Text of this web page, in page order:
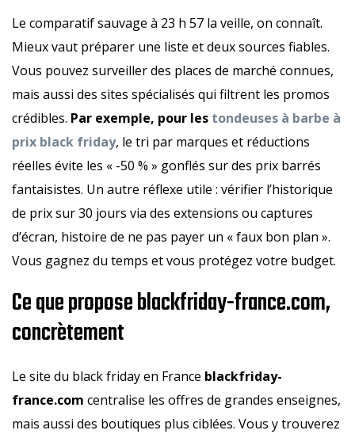
Le comparatif sauvage à 23 h 57 la veille, on connaît.
Mieux vaut préparer une liste et deux sources fiables.
Vous pouvez surveiller des places de marché connues,
mais aussi des sites spécialisés qui filtrent les promos
crédibles. Par exemple, pour les tondeuses à barbe à
prix black friday, le tri par marques et réductions
réelles évite les « -50 % » gonflés sur des prix barrés
fantaisistes. Un autre réflexe utile : vérifier l’historique
de prix sur 30 jours via des extensions ou captures
d’écran, histoire de ne pas payer un « faux bon plan ».
Vous gagnez du temps et vous protégez votre budget.
Ce que propose blackfriday-france.com,
concrètement
Le site du black friday en France blackfriday-
france.com centralise les offres de grandes enseignes,
mais aussi des boutiques plus ciblées. Vous y trouverez